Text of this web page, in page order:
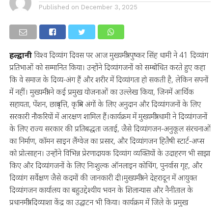
Published on December 3, 2025
हल्द्वानीविश्व दिव्यांग दिवस पर आज मुख्यमंत्री पुष्कर सिंह धामी ने 41 दिव्यांग
प्रतिभाओं को सम्मानित किया। उन्होंने दिव्यांगजनों को सम्बोधित करते हुए कहा
कि वे समाज के दिव्य-अंग हैं और शरीर में दिव्यांगता हो सकती है, लेकिन सपनों
में नहीं। मुख्यमंत्री ने कई प्रमुख योजनाओं का उल्लेख किया, जिनमें आर्थिक
सहायता, पेंशन, छात्रवृत्ति, कृत्रिम अंगों के लिए अनुदान और दिव्यांगजनों के लिए
सरकारी नौकरियों में आरक्षण शामिल हैं।कार्यक्रम में मुख्यमंत्री धामी ने दिव्यांगजनों
के लिए राज्य सरकार की प्रतिबद्धता जताई, जैसे दिव्यांगजन-अनुकूल संरचनाओं
का निर्माण, कॉमन साइन लैंग्वेज का प्रसार, और दिव्यांगजन हितैषी स्टार्ट-अप्स
को प्रोत्साहन। उन्होंने विभिन्न प्रेरणादायक दिव्यांग व्यक्तियों के उदाहरण भी साझा
किए और दिव्यांगजनों के लिए निःशुल्क ऑनलाइन कोचिंग, पुनर्वास गृह, और
दिव्यांग सर्वेक्षण जैसे कदमों की जानकारी दी।मुख्यमंत्री ने देहरादून में आयुक्त
दिव्यांगजन कार्यालय का बहुउद्देश्यीय भवन के शिलान्यास और नैनीताल के
प्रधानमंत्री दिव्याशा केंद्र का उद्घाटन भी किया। कार्यक्रम में जिले के प्रमुख